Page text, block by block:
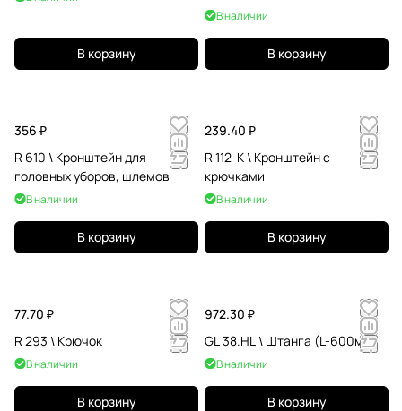
В корзину
В наличии
В корзину
356 ₽
R 610 \ Кронштейн для
головных уборов, шлемов
В наличии
В корзину
239.40 ₽
R 112-K \ Кронштейн с
крючками
В наличии
В корзину
77.70 ₽
R 293 \ Крючок
В наличии
В корзину
972.30 ₽
GL 38.HL \ Штанга (L-600мм)
В наличии
В корзину